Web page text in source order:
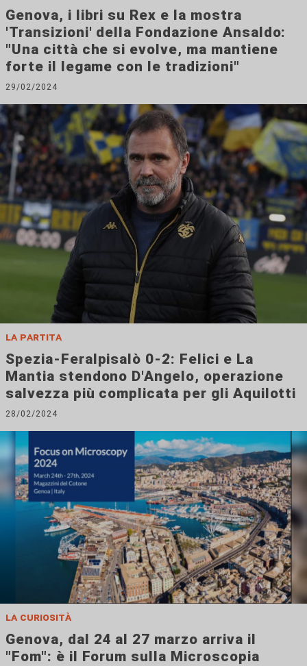
Genova, i libri su Rex e la mostra
'Transizioni' della Fondazione Ansaldo:
"Una città che si evolve, ma mantiene
forte il legame con le tradizioni"
29/02/2024
la partita
Spezia-Feralpisalò 0-2: Felici e La
Mantia stendono D'Angelo, operazione
salvezza più complicata per gli Aquilotti
28/02/2024
la curiosità
Genova, dal 24 al 27 marzo arriva il
"Fom": è il Forum sulla Microscopia